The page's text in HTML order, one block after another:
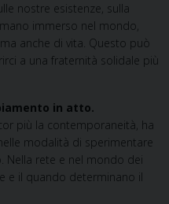
nostre esistenze, sulla
immerso nel mondo,
anche di vita. Questo può
a una fraternità solidale più
in atto.
più la contemporaneità, ha
modalità di sperimentare
Nella rete e nel mondo dei
e il quando determinano il